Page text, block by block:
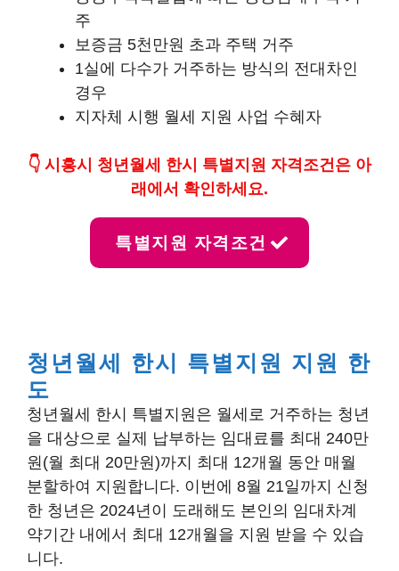
주
보증금 5천만원 초과 주택 거주
1실에 다수가 거주하는 방식의 전대차인
경우
지자체 시행 월세 지원 사업 수혜자
👇 시흥시 청년월세 한시 특별지원 자격조건은 아
래에서 확인하세요.
특별지원 자격조건
청년월세 한시 특별지원 지원 한
도
청년월세 한시 특별지원은 월세로 거주하는 청년
을 대상으로 실제 납부하는 임대료를 최대 240만
원(월 최대 20만원)까지 최대 12개월 동안 매월
분할하여 지원합니다. 이번에 8월 21일까지 신청
한 청년은 2024년이 도래해도 본인의 임대차계
약기간 내에서 최대 12개월을 지원 받을 수 있습
니다.